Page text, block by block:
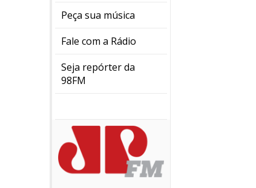
Peça sua música
Fale com a Rádio
Seja repórter da
98FM